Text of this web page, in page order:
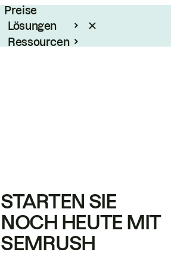
Preise
Lösungen
Ressourcen
STARTEN SIE
NOCH HEUTE MIT
SEMRUSH